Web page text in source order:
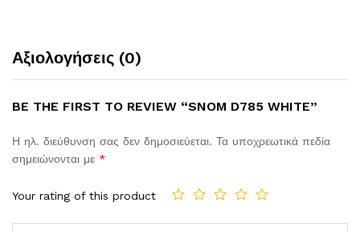
Αξιολογήσεις (0)
BE THE FIRST TO REVIEW “SNOM D785 WHITE”
Η ηλ. διεύθυνση σας δεν δημοσιεύεται. Τα υποχρεωτικά πεδία
σημειώνονται με *
Your rating of this product